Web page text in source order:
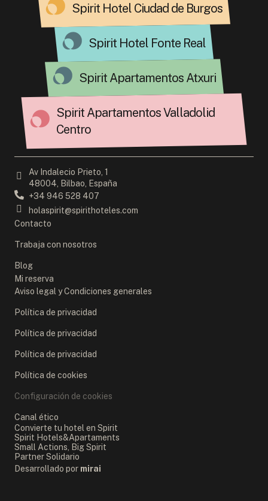
Spirit Hotel Ciudad de Burgos
Spirit Hotel Fonte Real
Spirit Apartamentos Atxuri
Spirit Apartamentos Valladolid
Centro
Av Indalecio Prieto, 1
48004, Bilbao, España
+34 946 528 407
holaspirit@spirithoteles.com
Contacto
Trabaja con nosotros
Blog
Mi reserva
Aviso legal y Condiciones generales
Política de privacidad
Política de privacidad
Política de privacidad
Política de cookies
Configuración de cookies
Canal ético
Convierte tu hotel en Spirit
Spirit Hotels&Apartaments
Small Actions, Big Spirit
Partner Solidario
Desarrollado por mirai